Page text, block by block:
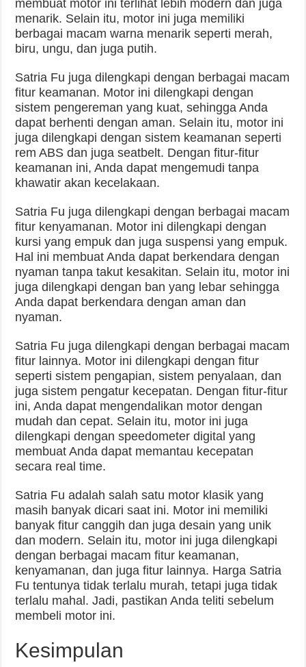
membuat motor ini terlihat lebih modern dan juga
menarik. Selain itu, motor ini juga memiliki
berbagai macam warna menarik seperti merah,
biru, ungu, dan juga putih.
Satria Fu juga dilengkapi dengan berbagai macam
fitur keamanan. Motor ini dilengkapi dengan
sistem pengereman yang kuat, sehingga Anda
dapat berhenti dengan aman. Selain itu, motor ini
juga dilengkapi dengan sistem keamanan seperti
rem ABS dan juga seatbelt. Dengan fitur-fitur
keamanan ini, Anda dapat mengemudi tanpa
khawatir akan kecelakaan.
Satria Fu juga dilengkapi dengan berbagai macam
fitur kenyamanan. Motor ini dilengkapi dengan
kursi yang empuk dan juga suspensi yang empuk.
Hal ini membuat Anda dapat berkendara dengan
nyaman tanpa takut kesakitan. Selain itu, motor ini
juga dilengkapi dengan ban yang lebar sehingga
Anda dapat berkendara dengan aman dan
nyaman.
Satria Fu juga dilengkapi dengan berbagai macam
fitur lainnya. Motor ini dilengkapi dengan fitur
seperti sistem pengapian, sistem penyalaan, dan
juga sistem pengatur kecepatan. Dengan fitur-fitur
ini, Anda dapat mengendalikan motor dengan
mudah dan cepat. Selain itu, motor ini juga
dilengkapi dengan speedometer digital yang
membuat Anda dapat memantau kecepatan
secara real time.
Satria Fu adalah salah satu motor klasik yang
masih banyak dicari saat ini. Motor ini memiliki
banyak fitur canggih dan juga desain yang unik
dan modern. Selain itu, motor ini juga dilengkapi
dengan berbagai macam fitur keamanan,
kenyamanan, dan juga fitur lainnya. Harga Satria
Fu tentunya tidak terlalu murah, tetapi juga tidak
terlalu mahal. Jadi, pastikan Anda teliti sebelum
membeli motor ini.
Kesimpulan